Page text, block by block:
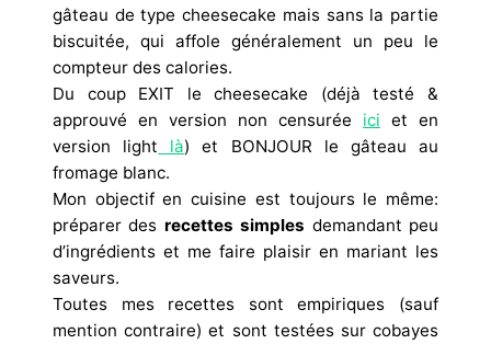
gâteau de type cheesecake mais sans la partie
biscuitée, qui affole généralement un peu le
compteur des calories.
Du coup EXIT le cheesecake (déjà testé &
approuvé en version non censurée ici et en
version light là) et BONJOUR le gâteau au
fromage blanc.
Mon objectif en cuisine est toujours le même:
préparer des recettes simples demandant peu
d’ingrédients et me faire plaisir en mariant les
saveurs.
Toutes mes recettes sont empiriques (sauf
mention contraire) et sont testées sur cobayes